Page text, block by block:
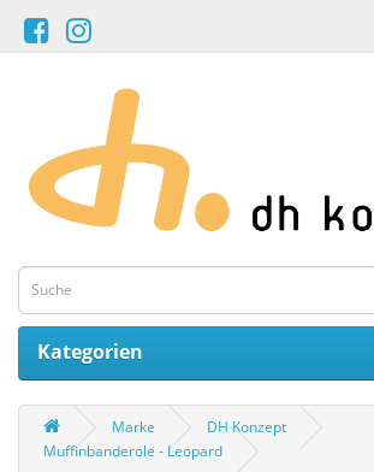
Kategorien
Marke
DH Konzept
Muffinbanderole - Leopard